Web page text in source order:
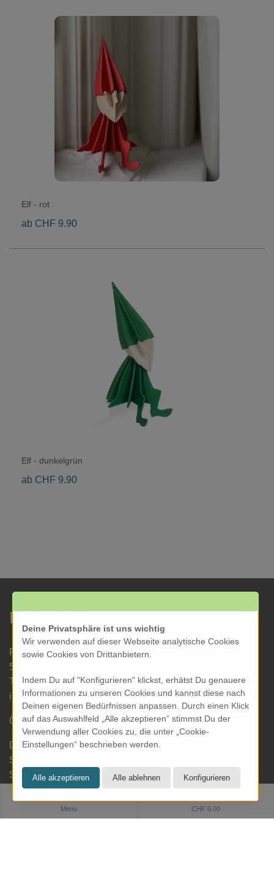
Menu CHF 0.00
Elf - rot
ab CHF 9.90
Elf - dunkelgrün
ab CHF 9.90
KRESOM & mehr
Rathausgasse 27
5000 Aarau
Tel: 062 822 19 19
info@kresom.ch
Öffnungszeiten Laden:
Dienstag bis Freitag: 09.30 bis 18.00 Uhr
Samstag: 09.30 bis 17.00 Uhr
Sonntag & Montag geschlossen
Deine Privatsphäre ist uns wichtig
Wir verwenden auf dieser Webseite analytische Cookies
sowie Cookies von Drittanbietern.
Indem Du auf "Konfigurieren" klickst, erhätst Du genauere
Informationen zu unseren Cookies und kannst diese nach
Deinen eigenen Bedürfnissen anpassen. Durch einen Klick
auf das Auswahlfeld „Alle akzeptieren“ stimmst Du der
Verwendung aller Cookies zu, die unter „Cookie-
Einstellungen“ beschrieben werden.